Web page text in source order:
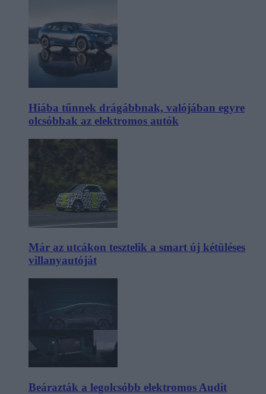
Hiába tűnnek drágábbnak, valójában egyre
olcsóbbak az elektromos autók
Már az utcákon tesztelik a smart új kétüléses
villanyautóját
Beárazták a legolcsóbb elektromos Audit